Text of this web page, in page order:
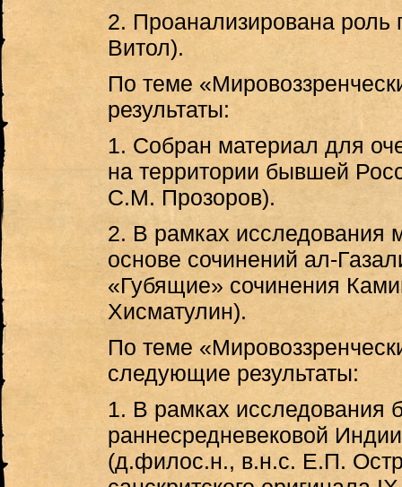
2. Проанализирована
Витол).
По теме
результаты:
1. Собран материал для
на территории бывшей
С.М. Прозоров).
2. В рамках исследования
основе сочинений ал-
«Губящие» сочинения
Хисматулин).
По теме
следующие результаты:
1. В рамках исследования
раннесредневековой
(д.филос.н., в.н.с. Е.П.